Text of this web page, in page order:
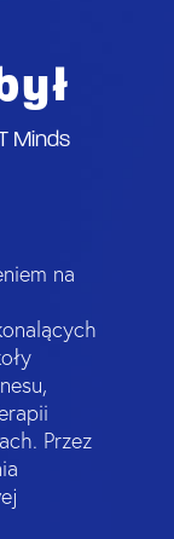
Minds
na
Przez